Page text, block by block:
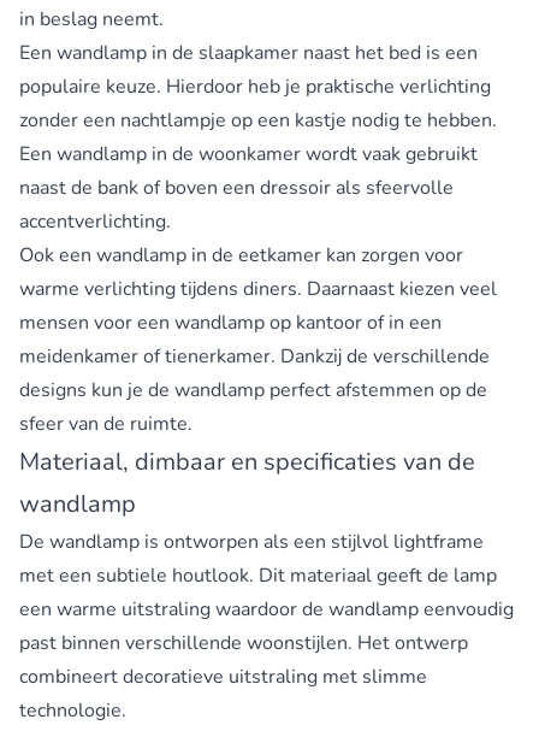
in beslag neemt.
Een wandlamp in de slaapkamer naast het bed is een
populaire keuze. Hierdoor heb je praktische verlichting
zonder een nachtlampje op een kastje nodig te hebben.
Een wandlamp in de woonkamerwordt vaak gebruikt
naast de bank of boven een dressoir als sfeervolle
accentverlichting.
Ook een wandlamp in de eetkamer kan zorgen voor
warme verlichting tijdens diners. Daarnaast kiezen veel
mensen voor een wandlamp op kantoor of in een
meidenkamer of tienerkamer. Dankzij de verschillende
designs kun je de wandlamp perfect afstemmen op de
sfeer van de ruimte.
Materiaal, dimbaar en specificaties van de
wandlamp
De wandlamp is ontworpen als een stijlvol lightframe
met een subtiele houtlook. Dit materiaal geeft de lamp
een warme uitstraling waardoor de wandlamp eenvoudig
past binnen verschillende woonstijlen. Het ontwerp
combineert decoratieve uitstraling met slimme
technologie.